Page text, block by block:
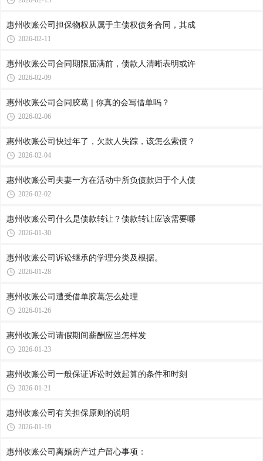
惠州收账公司​担保物权从属于主债权债务合同，其成
2026-02-11
惠州收账公司​合同期限届满前，债款人清晰表明或许
2026-02-09
惠州收账公司合同胶葛 | 你真的会写借单吗？
2026-02-06
惠州收账公司​快过年了，欠款人失踪，该怎么索债？
2026-02-04
惠州收账公司​夫妻一方在活动中所负债款归于个人债
2026-02-02
惠州收账公司​什么是债款转让？债款转让应该需要哪
2026-01-30
惠州收账公司​诉讼继承的学理分类及根据。
2026-01-28
惠州收账公司​遭受借单胶葛怎么处理
2026-01-26
惠州收账公司​请假期间薪酬应当怎样发
2026-01-23
惠州收账公司​一般保证诉讼时效起算的条件和时刻
2026-01-21
惠州收账公司​有关担保原则的说明
2026-01-19
惠州收账公司​离婚房产过户留心事项：